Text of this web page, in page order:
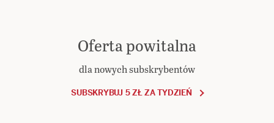
Oferta powitalna
dla nowych subskrybentów
SUBSKRYBUJ 5 ZŁ ZA TYDZIEŃ